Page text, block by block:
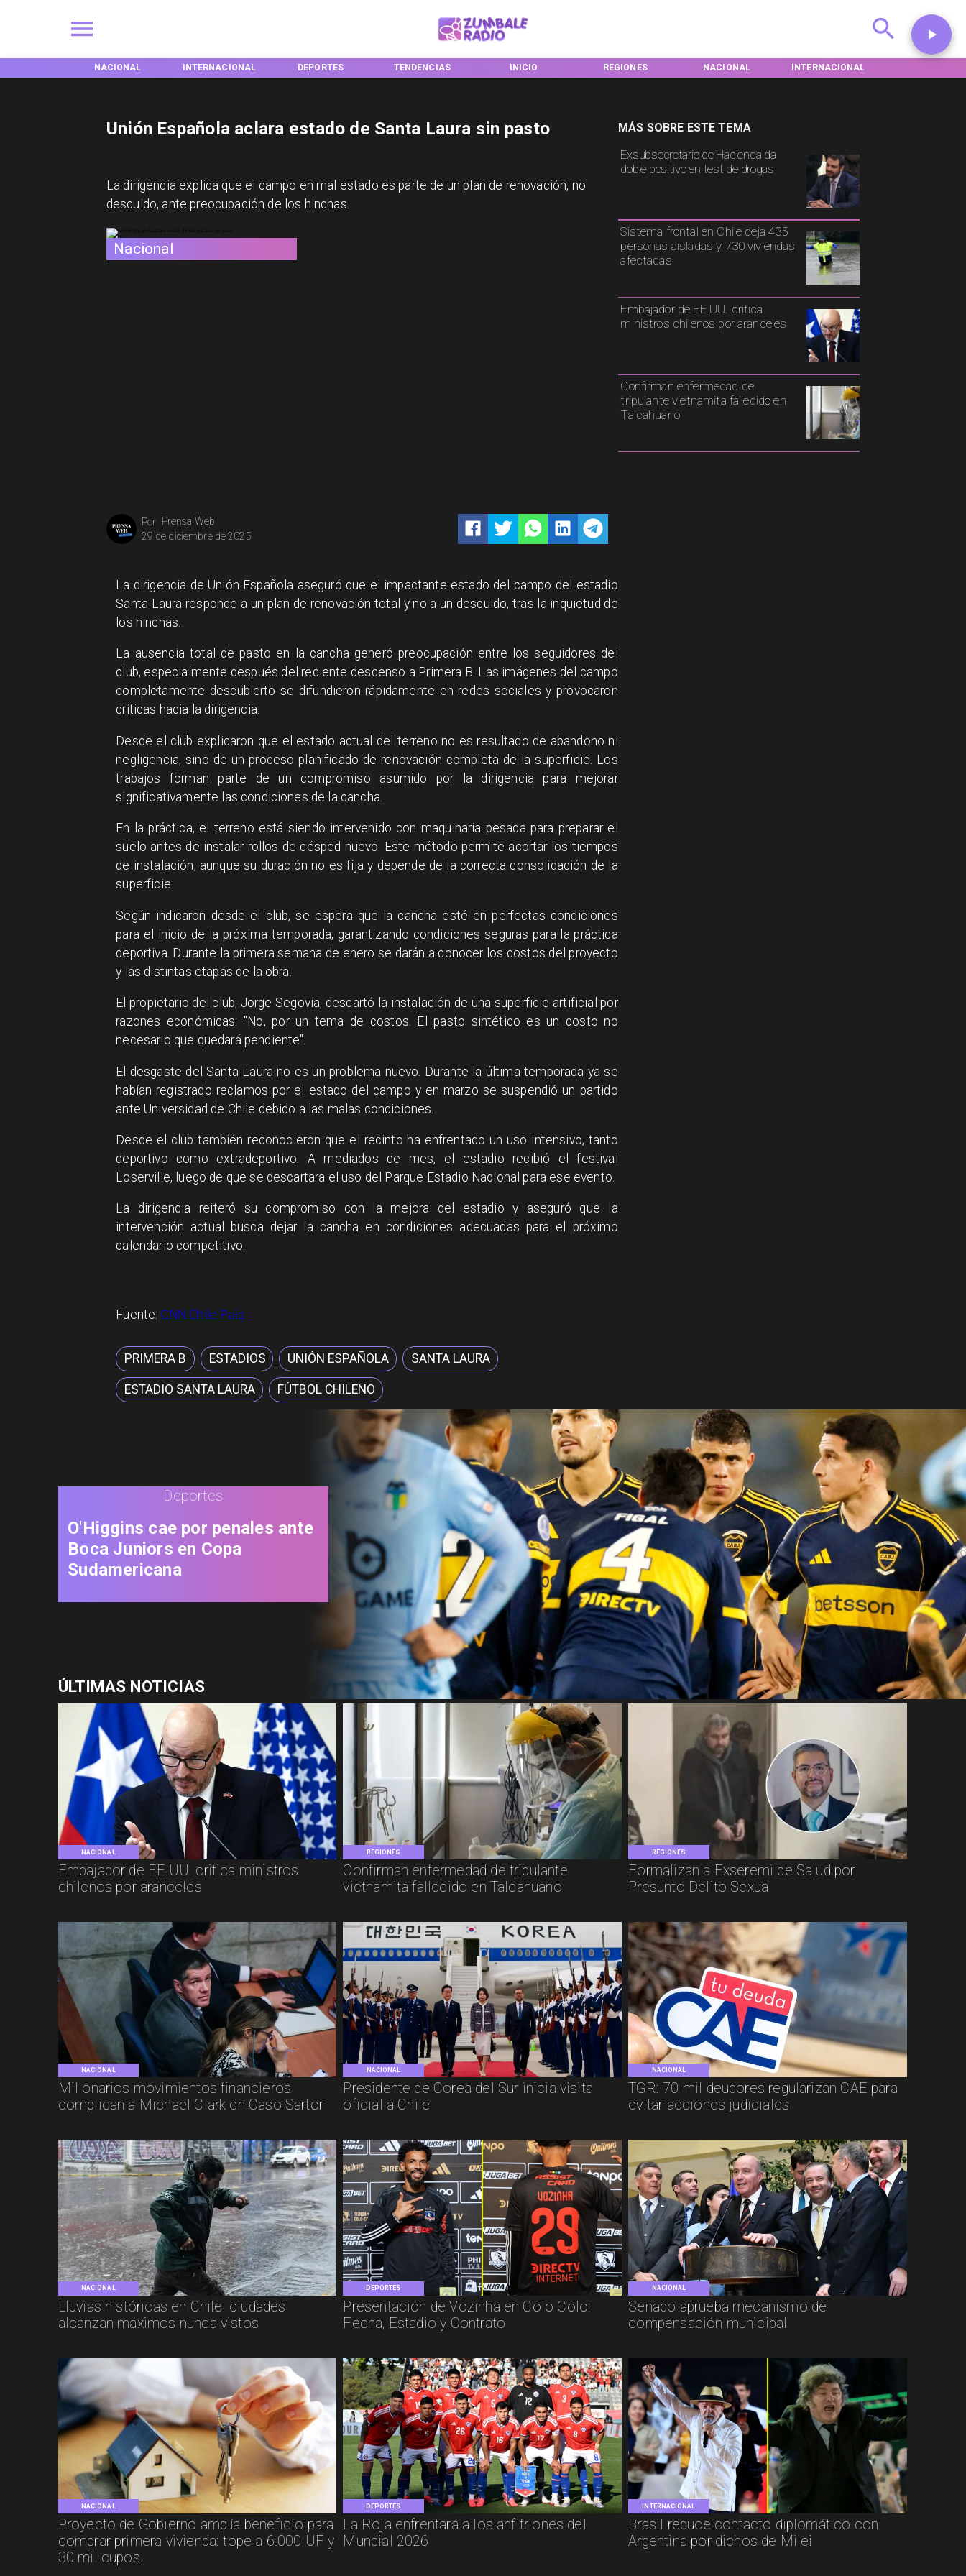
NACIONAL INTERNACIONAL DEPORTES TENDENCIAS INICIO REGIONES NACIONAL INTERNACIONAL
Nacional
Prensa Web
Por
29 de diciembre de 2025
Exsubsecretario de Hacienda da
doble positivo en test de drogas
Sistema frontal en Chile deja 435
personas aisladas y 730 viviendas
afectadas
Embajador de EE.UU. critica
ministros chilenos por aranceles
Confirman enfermedad de
tripulante vietnamita fallecido en
Talcahuano
MÁS SOBRE ESTE TEMA
Unión Española aclara estado de Santa Laura sin pasto
La dirigencia explica que el campo en mal estado es parte de un plan de renovación, no
descuido, ante preocupación de los hinchas.
La dirigencia de Unión Española aseguró que el impactante estado del campo del estadio
Santa Laura responde a un plan de renovación total y no a un descuido, tras la inquietud de
los hinchas.
La ausencia total de pasto en la cancha generó preocupación entre los seguidores del
club, especialmente después del reciente descenso a Primera B. Las imágenes del campo
completamente descubierto se difundieron rápidamente en redes sociales y provocaron
críticas hacia la dirigencia.
Desde el club explicaron que el estado actual del terreno no es resultado de abandono ni
negligencia, sino de un proceso planificado de renovación completa de la superficie. Los
trabajos forman parte de un compromiso asumido por la dirigencia para mejorar
significativamente las condiciones de la cancha.
En la práctica, el terreno está siendo intervenido con maquinaria pesada para preparar el
suelo antes de instalar rollos de césped nuevo. Este método permite acortar los tiempos
de instalación, aunque su duración no es fija y depende de la correcta consolidación de la
superficie.
Según indicaron desde el club, se espera que la cancha esté en perfectas condiciones
para el inicio de la próxima temporada, garantizando condiciones seguras para la práctica
deportiva. Durante la primera semana de enero se darán a conocer los costos del proyecto
y las distintas etapas de la obra.
El propietario del club, Jorge Segovia, descartó la instalación de una superficie artificial por
razones económicas: "No, por un tema de costos. El pasto sintético es un costo no
necesario que quedará pendiente".
El desgaste del Santa Laura no es un problema nuevo. Durante la última temporada ya se
habían registrado reclamos por el estado del campo y en marzo se suspendió un partido
ante Universidad de Chile debido a las malas condiciones.
Desde el club también reconocieron que el recinto ha enfrentado un uso intensivo, tanto
deportivo como extradeportivo. A mediados de mes, el estadio recibió el festival
Loserville, luego de que se descartara el uso del Parque Estadio Nacional para ese evento.
La dirigencia reiteró su compromiso con la mejora del estadio y aseguró que la
intervención actual busca dejar la cancha en condiciones adecuadas para el próximo
calendario competitivo.
Fuente: CNN Chile País
PRIMERA B ESTADIOS UNIÓN ESPAÑOLA SANTA LAURA
ESTADIO SANTA LAURA FÚTBOL CHILENO
NACIONAL
Embajador de EE.UU. critica ministros
chilenos por aranceles
REGIONES
Confirman enfermedad de tripulante
vietnamita fallecido en Talcahuano
REGIONES
Formalizan a Exseremi de Salud por
Presunto Delito Sexual
NACIONAL
Millonarios movimientos financieros
complican a Michael Clark en Caso Sartor
NACIONAL
Presidente de Corea del Sur inicia visita
oficial a Chile
NACIONAL
TGR: 70 mil deudores regularizan CAE para
evitar acciones judiciales
NACIONAL
Lluvias históricas en Chile: ciudades
alcanzan máximos nunca vistos
DEPORTES
Presentación de Vozinha en Colo Colo:
Fecha, Estadio y Contrato
NACIONAL
Senado aprueba mecanismo de
compensación municipal
NACIONAL
Proyecto de Gobierno amplía beneficio para
comprar primera vivienda: tope a 6.000 UF y
30 mil cupos
DEPORTES
La Roja enfrentará a los anfitriones del
Mundial 2026
INTERNACIONAL
Brasil reduce contacto diplomático con
Argentina por dichos de Milei
Deportes
O'Higgins cae por penales ante
Boca Juniors en Copa
Sudamericana
ÚLTIMAS NOTICIAS